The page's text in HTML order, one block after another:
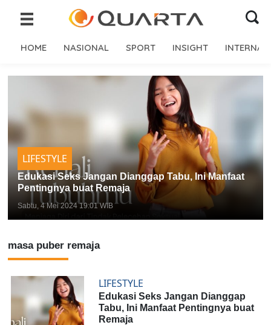
HOME NASIONAL SPORT INSIGHT
LIFESTYLE
Edukasi Seks Jangan Dianggap Tabu, Ini Manfaat
Pentingnya buat Remaja
Sabtu, 4 Mei 2024 19:01 WIB
masa puber remaja
LIFESTYLE
Edukasi Seks Jangan Dianggap
Tabu, Ini Manfaat Pentingnya buat
Remaja